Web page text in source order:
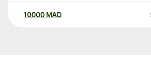
10000 MAD